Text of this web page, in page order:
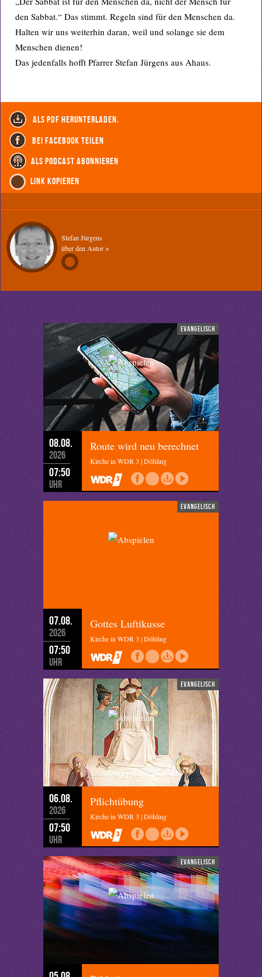
den Sabbat.“ Das stimmt. Regeln sind für den Menschen da.
Halten wir uns weiterhin daran, weil und solange sie dem
Menschen dienen!
Das jedenfalls hofft Pfarrer Stefan Jürgens aus Ahaus.
als PDF herunterladen.
bei Facebook teilen
als Podcast abonnieren
Link kopieren
Stefan Jürgens
über den Autor >
evangelisch
08.08.
2026
07:50
Uhr
Route wird neu berechnet
Kirche in WDR 3 | Döhling
evangelisch
07.08.
2026
07:50
Uhr
Gottes Luftikusse
Kirche in WDR 3 | Döhling
evangelisch
06.08.
2026
07:50
Uhr
Pflichtübung
Kirche in WDR 3 | Döhling
evangelisch